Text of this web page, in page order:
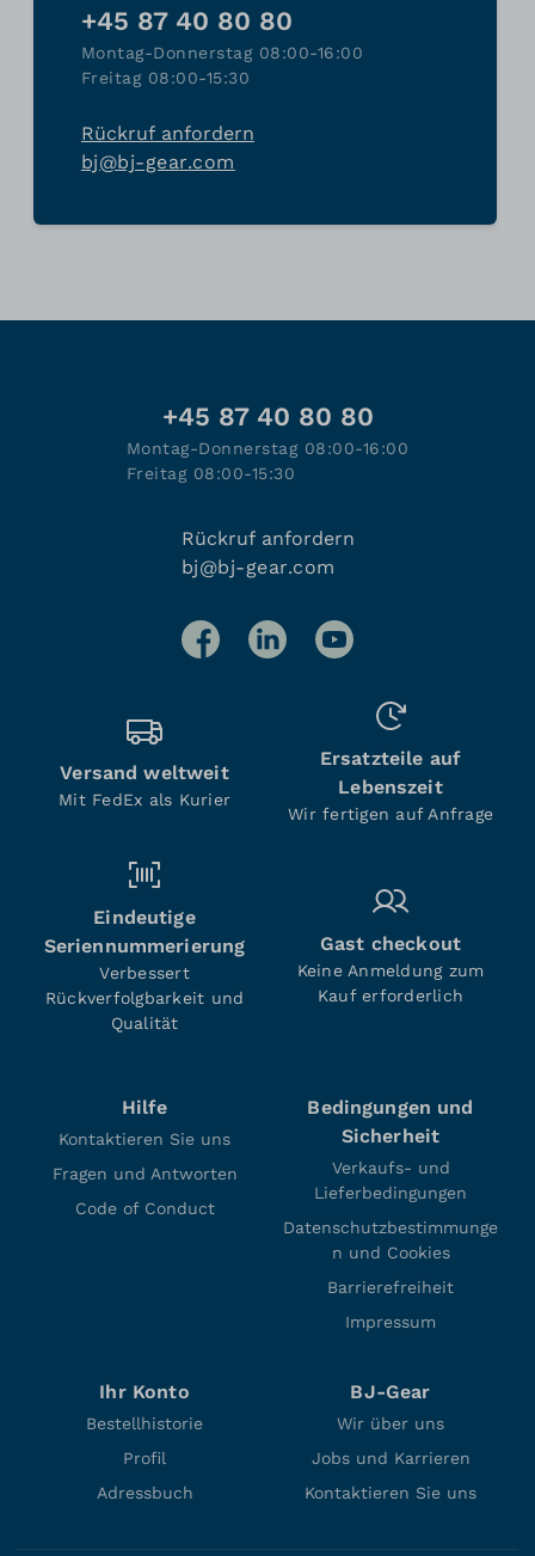
+45 87 40 80 80
Montag-Donnerstag 08:00-16:00
Freitag 08:00-15:30
Rückruf anfordern
bj@bj-gear.com
+45 87 40 80 80
Montag-Donnerstag 08:00-16:00
Freitag 08:00-15:30
Rückruf anfordern
bj@bj-gear.com
Versand weltweit
Mit FedEx als Kurier
Ersatzteile auf
Lebenszeit
Wir fertigen auf Anfrage
Eindeutige
Seriennummerierung
Verbessert
Rückverfolgbarkeit und
Qualität
Gast checkout
Keine Anmeldung zum
Kauf erforderlich
Hilfe
Kontaktieren Sie uns
Fragen und Antworten
Code of Conduct
Bedingungen und
Sicherheit
Verkaufs- und
Lieferbedingungen
Datenschutzbestimmunge
n und Cookies
Barrierefreiheit
Impressum
Ihr Konto
Bestellhistorie
Profil
Adressbuch
BJ-Gear
Wir über uns
Jobs und Karrieren
Kontaktieren Sie uns